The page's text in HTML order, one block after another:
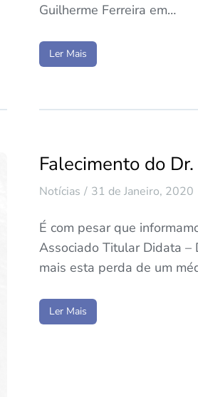
Guilherme Ferreira em…
Ler Mais
Falecimento do
Notícias 31 de Janeiro, 2020
É com pesar que
Associado Titular Didata –
mais esta perda de um
Ler Mais